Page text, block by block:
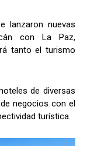
lanzaron nuevas
con La Paz,
tanto el turismo
de diversas
negocios con el
turística.